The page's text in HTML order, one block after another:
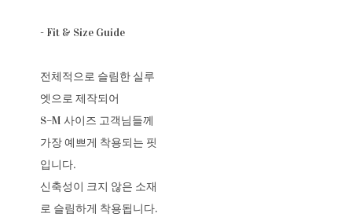
- Fit & Size Guide
전체적으로 슬림한 실루
엣으로 제작되어
S–M 사이즈 고객님들께
가장 예쁘게 착용되는 핏
입니다.
신축성이 크지 않은 소재
로 슬림하게 착용됩니다.